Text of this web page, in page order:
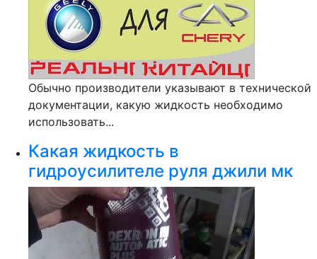
Обычно производители указывают в технической
документации, какую жидкость необходимо
использовать...
Какая жидкость в
гидроусилителе руля джили мк